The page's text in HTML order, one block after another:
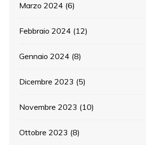
Marzo 2024 (6)
Febbraio 2024 (12)
Gennaio 2024 (8)
Dicembre 2023 (5)
Novembre 2023 (10)
Ottobre 2023 (8)